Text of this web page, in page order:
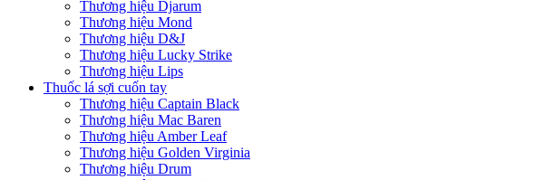
Thương hiệu Djarum
Thương hiệu Mond
Thương hiệu D&J
Thương hiệu Lucky Strike
Thương hiệu Lips
Thuốc lá sợi cuốn tay
Thương hiệu Captain Black
Thương hiệu Mac Baren
Thương hiệu Amber Leaf
Thương hiệu Golden Virginia
Thương hiệu Drum